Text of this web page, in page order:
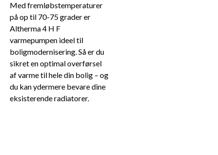
Med fremløbstemperaturer
på op til 70-75 grader er
Altherma 4 H F
varmepumpen ideel til
boligmodernisering. Så er du
sikret en optimal overførsel
af varme til hele din bolig – og
du kan ydermere bevare dine
eksisterende radiatorer.